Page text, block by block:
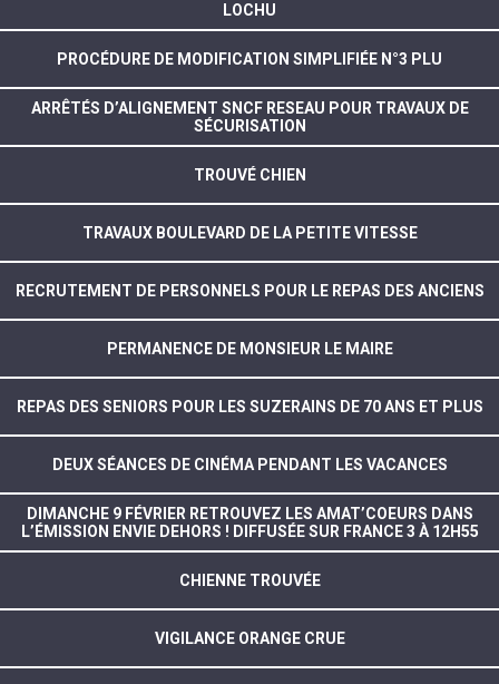
LOCHU
PROCÉDURE DE MODIFICATION SIMPLIFIÉE N°3 PLU
ARRÊTÉS D’ALIGNEMENT SNCF RESEAU POUR TRAVAUX DE
SÉCURISATION
TROUVÉ CHIEN
TRAVAUX BOULEVARD DE LA PETITE VITESSE
RECRUTEMENT DE PERSONNELS POUR LE REPAS DES ANCIENS
PERMANENCE DE MONSIEUR LE MAIRE
REPAS DES SENIORS POUR LES SUZERAINS DE 70 ANS ET PLUS
DEUX SÉANCES DE CINÉMA PENDANT LES VACANCES
DIMANCHE 9 FÉVRIER RETROUVEZ LES AMAT’COEURS DANS
L’ÉMISSION ENVIE DEHORS ! DIFFUSÉE SUR FRANCE 3 À 12H55
CHIENNE TROUVÉE
VIGILANCE ORANGE CRUE